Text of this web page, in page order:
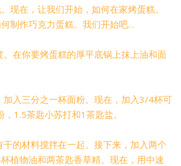
现在，让我们开始，如何在家烤蛋糕。
制作巧克力蛋糕。我们开始吧…
在你要烤蛋糕的厚平底锅上抹上油和面
加入三分之一杯面粉。现在，加入3/4杯可
1.5茶匙小苏打和1茶匙盐。
的材料搅拌在一起。接下来，加入两个
植物油和两茶匙香草精。现在，用中速